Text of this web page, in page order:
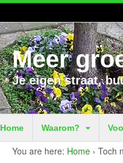
Meer
Je eigen straat,
Home Waarom?
You are here: Home › Toch